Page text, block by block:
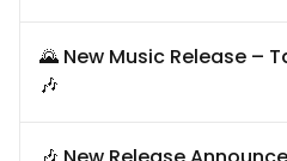
🌄 New Music Release –
🎶